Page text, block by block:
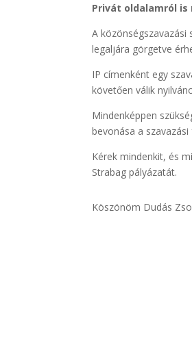
Privát oldalamról
A
legaljára görgetve
IP címenként egy
követően válik
Mindenképpen
bevonása a
Kérek mindenkit, és
Strabag pályázatát.
Köszönöm Dudás